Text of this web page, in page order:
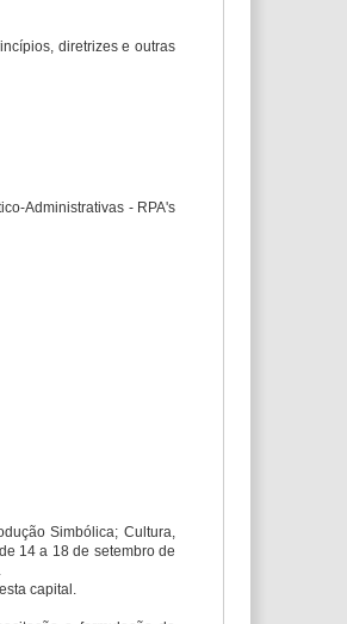
diretrizes e outras
Administrativas - RPA's
Simbólica; Cultura,
14 a 18 de setembro de
capital.